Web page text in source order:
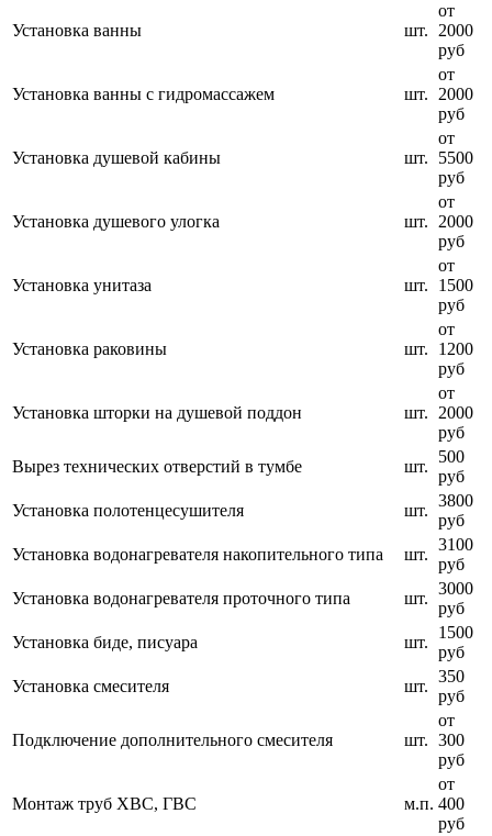
Установка ванны шт.
от
2000
руб
Установка ванны с гидромассажем шт.
от
2000
руб
Установка душевой кабины шт.
от
5500
руб
Установка душевого улогка шт.
от
2000
руб
Установка унитаза шт.
от
1500
руб
Установка раковины шт.
от
1200
руб
Установка шторки на душевой поддон шт.
от
2000
руб
Вырез технических отверстий в тумбе
шт.
500
руб
Установка полотенцесушителя
шт.
3800
руб
Установка водонагревателя накопительного типа
шт.
3100
руб
Установка водонагревателя проточного типа
шт.
3000
руб
Установка биде, писуара
шт.
1500
руб
Установка смесителя
шт.
350
руб
Подключение дополнительного смесителя шт.
от
300
руб
Монтаж труб ХВС, ГВС м.п.
от
400
руб